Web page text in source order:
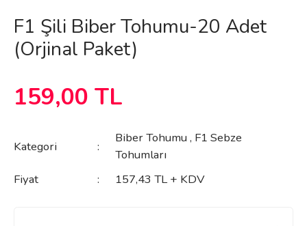
F1 Şili Biber Tohumu-20 Adet
(Orjinal Paket)
159,00 TL
Kategori
Biber Tohumu , F1 Sebze
Tohumları
Fiyat
157,43 TL + KDV